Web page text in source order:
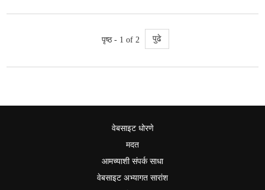
पृष्ठ - 1 of 2 पुढे
वेबसाइट धोरणे
मदत
आमच्याशी संपर्क साधा
वेबसाइट अभ्यागत सारांश